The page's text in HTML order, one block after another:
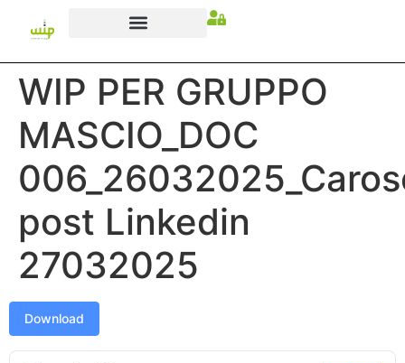
WIP PER GRUPPO
MASCIO_DOC
post Linkedin
27032025
Download